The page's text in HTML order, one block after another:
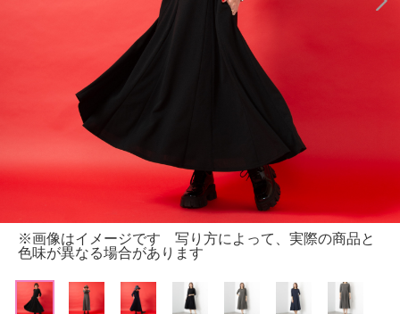
※画像はイメージです 写り方によって、実際の商品と
色味が異なる場合があります